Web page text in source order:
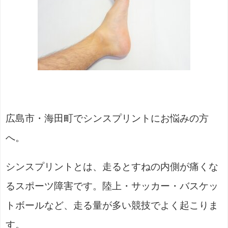
広島市・海田町でシンスプリントにお悩みの方
へ。
シンスプリントとは、走るとすねの内側が痛くな
るスポーツ障害です。陸上・サッカー・バスケッ
トボールなど、走る量が多い競技でよく起こりま
す。